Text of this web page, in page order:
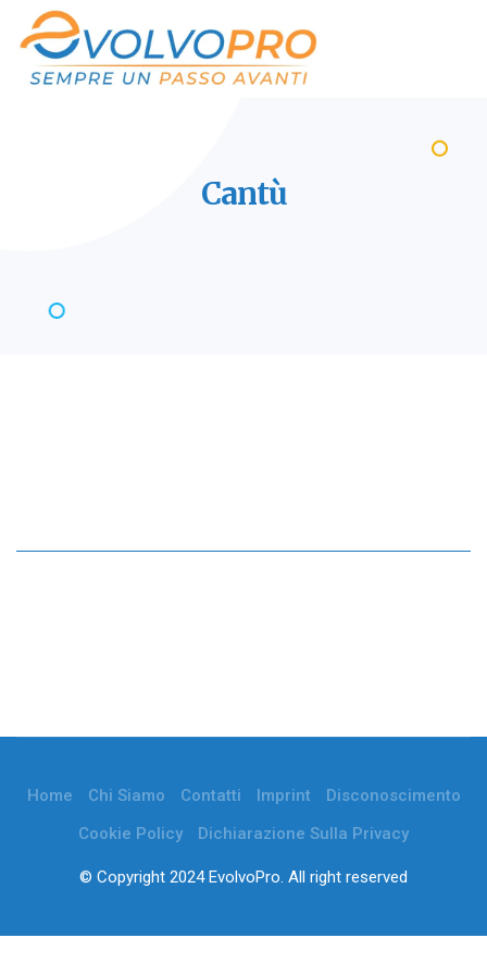
Cantù
Home Chi Siamo Contatti Imprint
Disconoscimento
Cookie Policy
Dichiarazione Sulla Privacy
© Copyright 2024 EvolvoPro. All right reserved